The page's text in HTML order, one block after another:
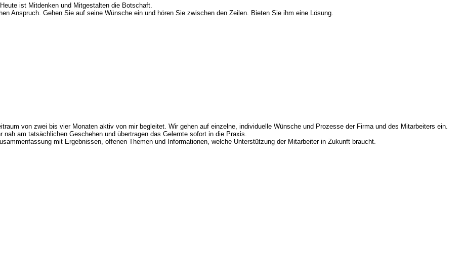
ist Mitdenken und Mitgestalten die Botschaft.
Anspruch. Gehen Sie auf seine Wünsche ein und hören Sie zwischen den Zeilen. Bieten Sie ihm eine Lösung.
von zwei bis vier Monaten aktiv von mir begleitet. Wir gehen auf einzelne, individuelle Wünsche und Prozesse der Firma und des Mitarbeiters ein.
am tatsächlichen Geschehen und übertragen das Gelernte sofort in die Praxis.
mit Ergebnissen, offenen Themen und Informationen, welche Unterstützung der Mitarbeiter in Zukunft braucht.